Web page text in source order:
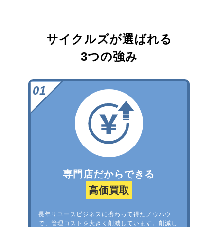
サイクルズが選ばれる
3つの強み
専門店だからできる
高価買取
長年リユースビジネスに携わって得たノウハウ
で、管理コストを大きく削減しています。削減し